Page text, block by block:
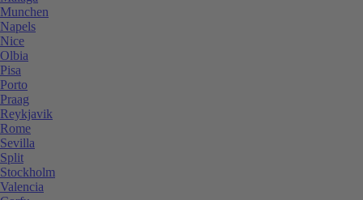
Munchen
Napels
Nice
Olbia
Pisa
Porto
Praag
Reykjavik
Rome
Sevilla
Split
Stockholm
Valencia